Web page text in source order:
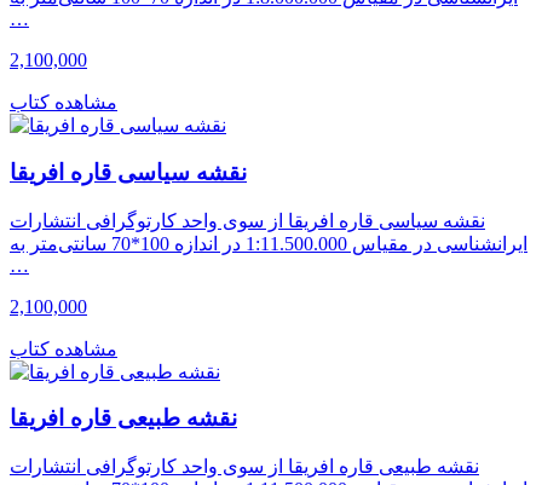
…
2,100,000
مشاهده کتاب
نقشه سیاسی قاره افریقا
نقشه سیاسی قاره افریقا از سوی واحد کارتوگرافی انتشارات
ایرانشناسی در مقیاس 1:11.500.000 در اندازه 100*70 سانتی‌متر به
…
2,100,000
مشاهده کتاب
نقشه طبیعی قاره افریقا
نقشه طبیعی قاره افریقا از سوی واحد کارتوگرافی انتشارات